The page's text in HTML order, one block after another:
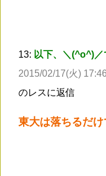
13: 以下、＼(^o^)
2015/02/17(火)
のレスに返信
東大は落ちるだ